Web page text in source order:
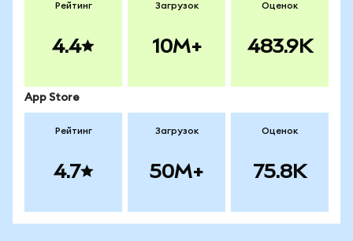
Рейтинг
4.4
Загрузок
10M+
Оценок
483.9K
App Store
Рейтинг
4.7
Загрузок
50M+
Оценок
75.8K